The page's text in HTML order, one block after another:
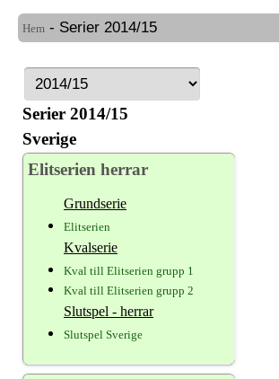
Hem - Serier 2014/15
Serier 2014/15
Sverige
Elitserien herrar
Grundserie
Elitserien
Kvalserie
Kval till Elitserien grupp 1
Kval till Elitserien grupp 2
Slutspel - herrar
Slutspel Sverige